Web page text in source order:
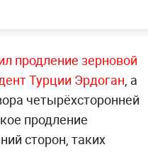
продление зерновой
Турции Эрдоган, а
четырёхсторонней
продление
сторон, таких